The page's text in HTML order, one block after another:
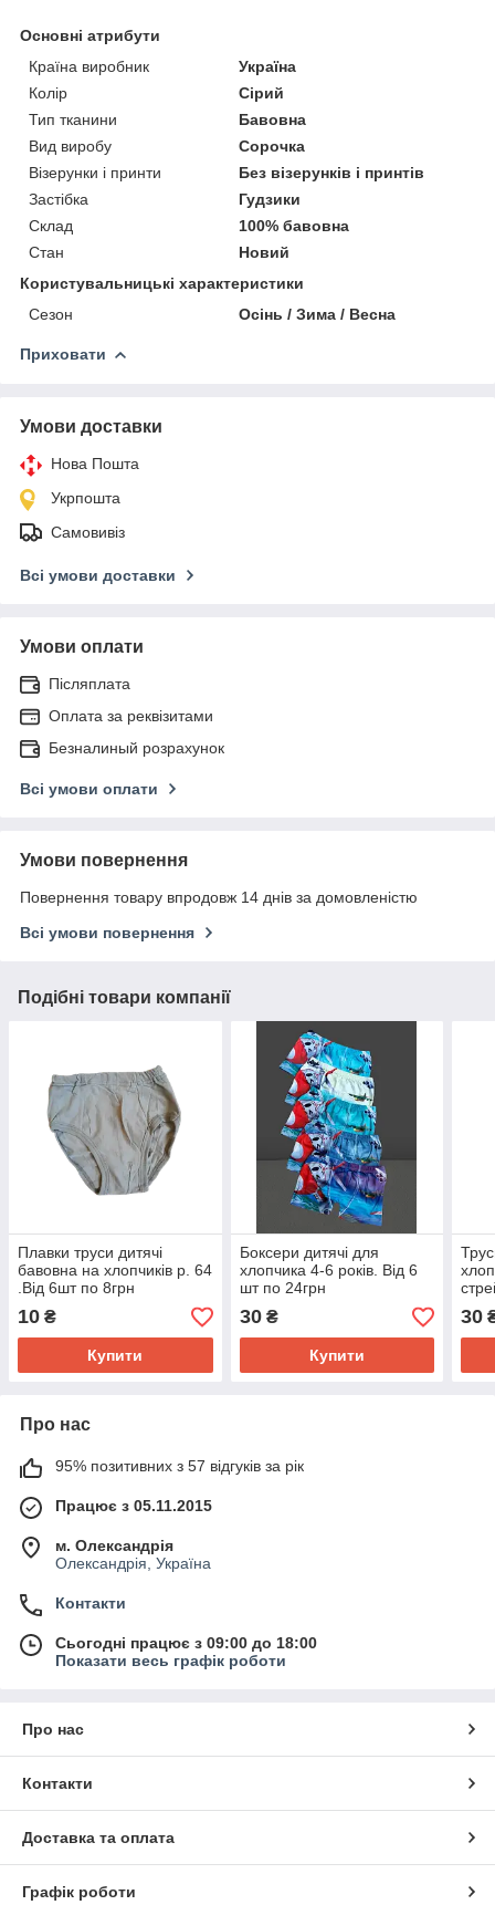
Основні атрибути
Країна виробник
Україна
Колір
Сірий
Тип тканини
Бавовна
Вид виробу
Сорочка
Візерунки і принти
Без візерунків і принтів
Застібка
Гудзики
Склад
100% бавовна
Стан
Новий
Користувальницькі характеристики
Сезон
Осінь / Зима / Весна
Приховати
Умови доставки
Нова Пошта
Укрпошта
Самовивіз
Всі умови доставки
Умови оплати
Післяплата
Оплата за реквізитами
Безналиный розрахунок
Всі умови оплати
Умови повернення
Повернення товару впродовж 14 днів за домовленістю
Всі умови повернення
Подібні товари компанії
Плавки труси дитячі
бавовна на хлопчиків р. 64
.Від 6шт по 8грн
10 ₴
Купити
Боксери дитячі для
хлопчика 4-6 років. Від 6
шт по 24грн
30₴
Купити
30
Про нас
95% позитивних з 57 відгуків за рік
Працює з 05.11.2015
м. Олександрія
Олександрія, Україна
Контакти
Сьогодні працює з 09:00 до 18:00
Показати весь графік роботи
Про нас
Контакти
Доставка та оплата
Графік роботи